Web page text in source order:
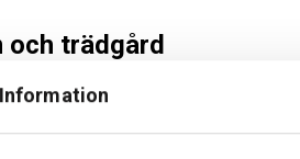
Information
trädgård